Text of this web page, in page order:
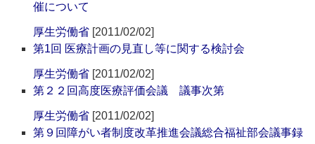
催について
厚生労働省 [2011/02/02]
第1回 医療計画の見直し等に関する検討会
厚生労働省 [2011/02/02]
第２２回高度医療評価会議 議事次第
厚生労働省 [2011/02/02]
第９回障がい者制度改革推進会議総合福祉部会議事録